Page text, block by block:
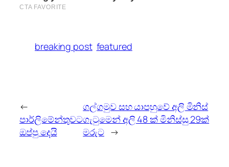
breaking post featured
←
පාර්ලිමේන්තුවට
ඔප්පු දෙයි
ගල්ගමුව සහ යාපහුවේ අලි මිනිස්‌
ගැටුමෙන් අලි 48 ක්‌ මිනිස්‌සු 29ක්‌
මරුට →